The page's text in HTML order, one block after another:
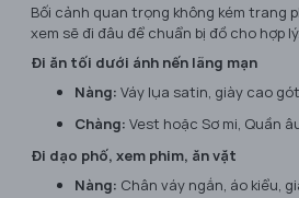
Bối cảnh quan trọng không kém trang
xem sẽ đi đâu để chuẩn bị đồ cho hợp lý.
Đi ăn tối dưới ánh nến lãng mạn
Nàng: Váy lụa satin, giày cao
Chàng: Vest hoặc Sơ mi, Quần
Đi dạo phố, xem phim, ăn vặt
Nàng: Chân váy ngắn, áo kiểu,